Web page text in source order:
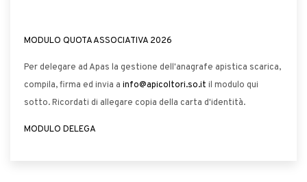
MODULO QUOTA ASSOCIATIVA 2026
Per delegare ad Apas la gestione dell'anagrafe apistica scarica,
compila, firma ed invia a info@apicoltori.so.it il modulo qui
sotto. Ricordati di allegare copia della carta d'identità.
MODULO DELEGA